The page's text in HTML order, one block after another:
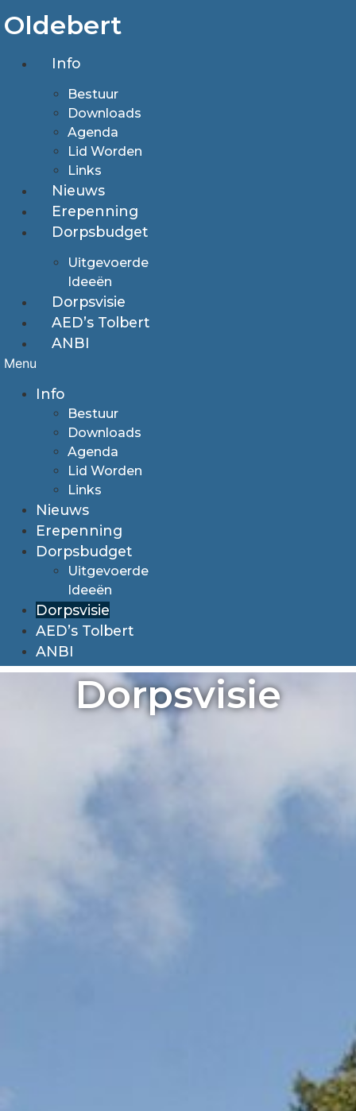
naar
inhoud
Oldebert
Info
Bestuur
Downloads
Agenda
Lid Worden
Links
Nieuws
Erepenning
Dorpsbudget
Uitgevoerde
Ideeën
Dorpsvisie
AED’s Tolbert
ANBI
Menu
Info
Bestuur
Downloads
Agenda
Lid Worden
Links
Nieuws
Erepenning
Dorpsbudget
Uitgevoerde
Ideeën
Dorpsvisie
AED’s Tolbert
ANBI
Dorpsvisie